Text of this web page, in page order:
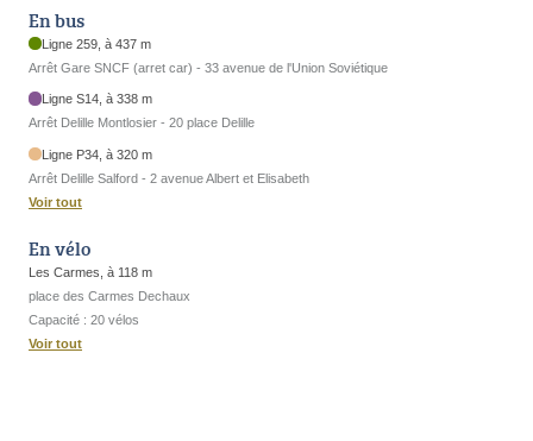
En bus
Ligne 259, à 437 m
Arrêt Gare SNCF (arret car) - 33 avenue de l'Union Soviétique
Ligne S14, à 338 m
Arrêt Delille Montlosier - 20 place Delille
Ligne P34, à 320 m
Arrêt Delille Salford - 2 avenue Albert et Elisabeth
Voir tout
En vélo
Les Carmes, à 118 m
place des Carmes Dechaux
Capacité : 20 vélos
Voir tout